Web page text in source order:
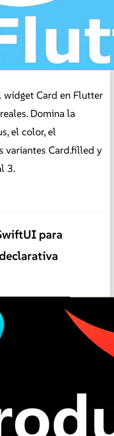
widget Card en Flutter
Domina la
el color, el
variantes Card.filled y
3.
para